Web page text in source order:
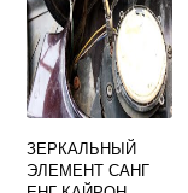
ЗЕРКАЛЬНЫЙ
ЭЛЕМЕНТ САНГ